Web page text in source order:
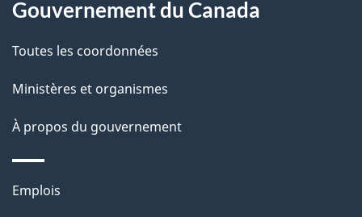
p
a
g
e
Gouvernement du Canada
Toutes les coordonnées
Ministères et organismes
À propos du gouvernement
Thèmes
Emplois